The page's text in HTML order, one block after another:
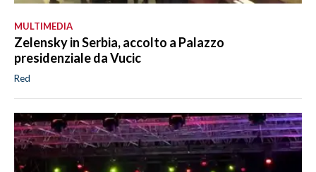
MULTIMEDIA
Zelensky in Serbia, accolto a Palazzo
presidenziale da Vucic
Red